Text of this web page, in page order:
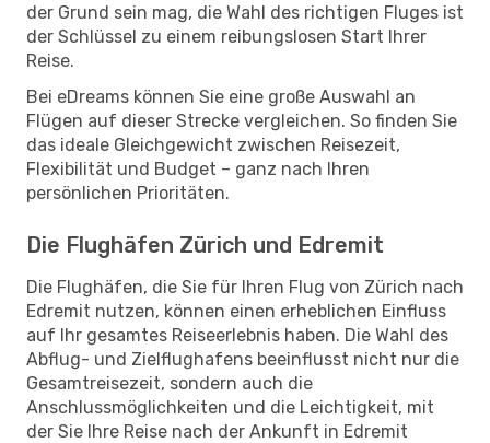
der Grund sein mag, die Wahl des richtigen Fluges ist
der Schlüssel zu einem reibungslosen Start Ihrer
Reise.
Bei eDreams können Sie eine große Auswahl an
Flügen auf dieser Strecke vergleichen. So finden Sie
das ideale Gleichgewicht zwischen Reisezeit,
Flexibilität und Budget – ganz nach Ihren
persönlichen Prioritäten.
Die Flughäfen Zürich und Edremit
Die Flughäfen, die Sie für Ihren Flug von Zürich nach
Edremit nutzen, können einen erheblichen Einfluss
auf Ihr gesamtes Reiseerlebnis haben. Die Wahl des
Abflug- und Zielflughafens beeinflusst nicht nur die
Gesamtreisezeit, sondern auch die
Anschlussmöglichkeiten und die Leichtigkeit, mit
der Sie Ihre Reise nach der Ankunft in Edremit